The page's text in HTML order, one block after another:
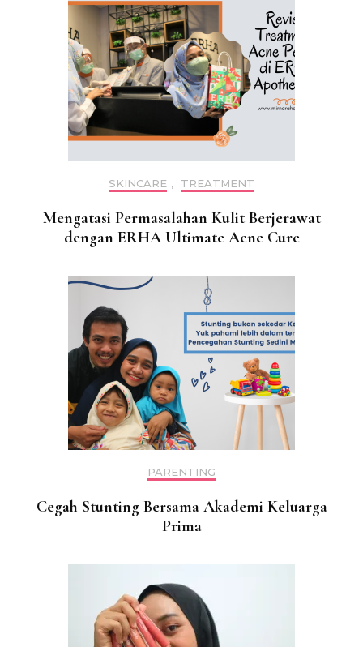
SKINCARE , TREATMENT
Mengatasi Permasalahan Kulit Berjerawat
dengan ERHA Ultimate Acne Cure
PARENTING
Cegah Stunting Bersama Akademi Keluarga
Prima